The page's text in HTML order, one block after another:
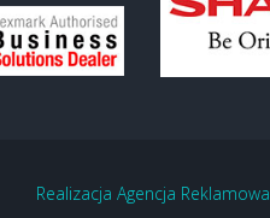
Realizacja Agencja Reklamowa